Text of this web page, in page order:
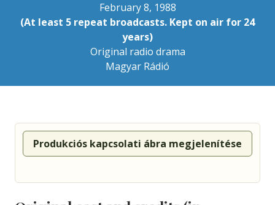
February 8, 1988
(At least 5 repeat broadcasts. Kept on air for 24
years)
Original radio drama
Magyar Rádió
Produkciós kapcsolati ábra megjelenítése